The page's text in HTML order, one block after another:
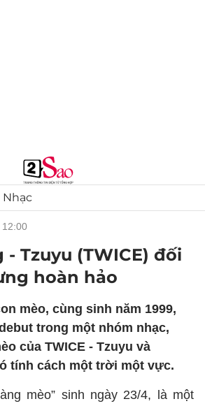
Nhạc
12:00
- Tzuyu (TWICE) đối
hoàn hảo
mèo, cùng sinh năm 1999,
trong một nhóm nhạc,
của TWICE - Tzuyu và
tính cách một trời một vực.
mèo” sinh ngày 23/4, là một